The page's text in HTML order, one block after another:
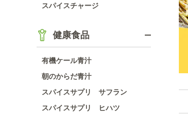
スパイスチャージ
健康食品
有機ケール青汁
朝のからだ青汁
スパイスサプリ サフラン
スパイスサプリ ヒハツ